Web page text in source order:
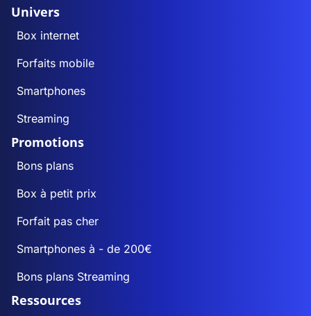
Univers
Box internet
Forfaits mobile
Smartphones
Streaming
Promotions
Bons plans
Box à petit prix
Forfait pas cher
Smartphones à - de 200€
Bons plans Streaming
Ressources